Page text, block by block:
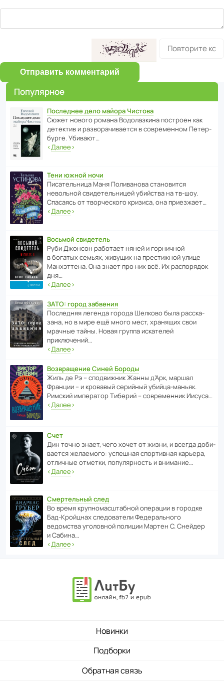
Отправить комментарий
Популярное
Последнее дело майора Чистова
Сюжет нового романа Водо­ла­з­кина пост­роен как
дете­ктив и разво­ра­чи­ва­ется в совре­менном Пете­р­
бурге. Убивают…
‹Далее›
Тени южной ночи
Писа­тель­ница Маня Поли­ва­нова стано­вится
невольной свиде­тель­ницей убийства на тв-шоу.
Спасаясь от твор­че­с­кого кризиса, она приезжает…
‹Далее›
Восьмой свидетель
Руби Джонсон рабо­тает няней и горни­чной
в богатых семьях, живущих на прес­ти­жной улице
Манх­эт­тена. Она знает про них всё. Их распо­рядок
дня…
‹Далее›
ЗАТО: город забвения
После­дняя легенда города Шелково была расска­
зана, но в мире ещё много мест, хранящих свои
мрачные тайны. Новая группа иска­телей
приключений…
‹Далее›
Возвращение Синей Бороды
Жиль де Рэ – спод­ви­жник Жанны д’Арк, маршал
Франции – и кровавый серийный убийца-маньяк.
Римский импе­ратор Тиберий – совре­менник Иисуса…
‹Далее›
Счет
Дин точно знает, чего хочет от жизни, и всегда доби­
ва­ется жела­е­мого: успе­шная спор­ти­вная карьера,
отли­чные отметки, попу­ля­р­ность и внимание…
‹Далее›
Смертельный след
Во время круп­но­мас­ш­та­бной операции в городке
Бад‑Крой­цнах следо­ва­тели Феде­раль­ного
ведомства уголо­вной полиции Мартен С. Снейдер
и Сабина…
‹Далее›
Новинки
Подборки
Обратная связь